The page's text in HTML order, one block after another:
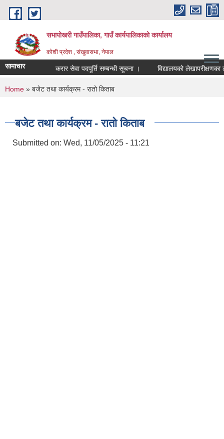
Skip to main content
सभापोखरी गाउँपालिका, गाउँ कार्यपालिकाको कार्यालय
कोशी प्रदेश , संखुवासभा, नेपाल
सामाचार करार सेवा पदपूर्ति सम्बन्धी सूचना ।
You are here
Home » बजेट तथा कार्यक्रम - रातो किताब
बजेट तथा कार्यक्रम - रातो किताब
Submitted on: Wed, 11/05/2025 - 11:21